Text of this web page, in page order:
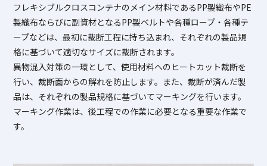
フレキシブルクロスコンテナのメイン材料であるPP製織布やPE
製織布ならびに副資材となるPP製ベルトや各種ロープ・各種テ
ープなどは、最初に裁断工程に持ち込まれ、それぞれの製品規
格に基づいて適切なサイズに裁断されます。
異物混入対策の一環として、使用材料へのヒートカット裁断を
行い、裁断面からの解れを防止します。また、裁断が済んだ製
品は、それぞれの製品規格に基づいてマーキングを行います。
マーキング作業は、後工程での作業に必要となる重要な作業で
す。